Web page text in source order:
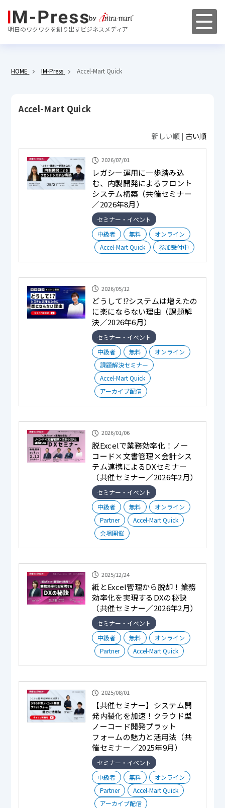
明日のワクワクを創り出すビジネスメディア
HOME IM-Press Accel-Mart Quick
Accel-Mart Quick
新しい順 | 古い順
2026/07/01
レガシー運用に一歩踏み込
む、内製開発によるフロント
システム構築（共催セミナー
／2026年8月）
セミナー・イベント
中級者
無料
オンライン
Accel-Mart Quick
参加受付中
2026/05/12
どうして⁉システムは増えたの
に楽にならない理由（課題解
決／2026年6月）
セミナー・イベント
中級者
無料
オンライン
課題解決セミナー
Accel-Mart Quick
アーカイブ配信
2026/01/06
脱Excelで業務効率化！ノー
コード×文書管理×会計シス
テム連携によるDXセミナー
（共催セミナー／2026年2月）
セミナー・イベント
中級者
無料
オンライン
Partner
Accel-Mart Quick
会場開催
2025/12/24
紙とExcel管理から脱却！業務
効率化を実現するDXの秘訣
（共催セミナー／2026年2月）
セミナー・イベント
中級者
無料
オンライン
Partner
Accel-Mart Quick
2025/08/01
【共催セミナー】システム開
発内製化を加速！クラウド型
ノーコード開発プラット
フォームの魅力と活用法（共
催セミナー／2025年9月）
セミナー・イベント
中級者
無料
オンライン
Partner
Accel-Mart Quick
アーカイブ配信